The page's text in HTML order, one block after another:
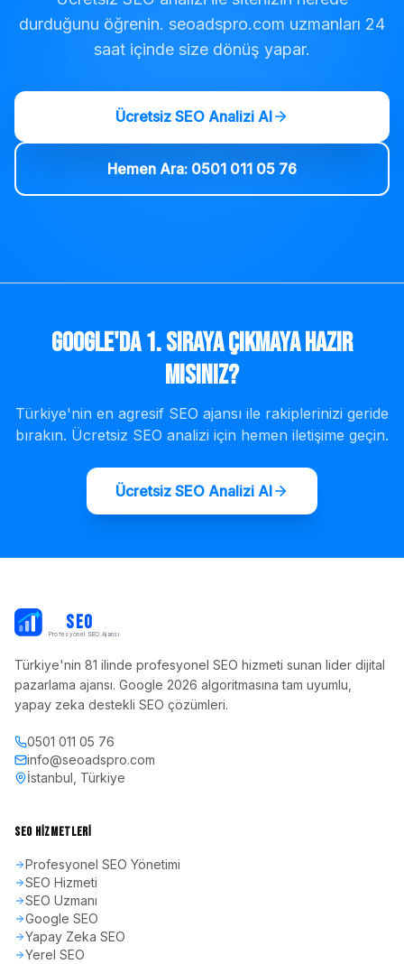
durduğunu öğrenin. seoadspro.com uzmanları 24
saat içinde size dönüş yapar.
Ücretsiz SEO Analizi Al
Hemen Ara: 0501 011 05 76
Google'da 1. Sıraya Çıkmaya Hazır
mısınız?
Türkiye'nin en agresif SEO ajansı ile rakiplerinizi geride
bırakın. Ücretsiz SEO analizi için hemen iletişime geçin.
Ücretsiz SEO Analizi Al
SEO
Profesyonel SEO Ajansı
Türkiye'nin 81 ilinde profesyonel SEO hizmeti sunan lider dijital
pazarlama ajansı. Google 2026 algoritmasına tam uyumlu,
yapay zeka destekli SEO çözümleri.
0501 011 05 76
info@seoadspro.com
İstanbul, Türkiye
SEO HIZMETLERI
Profesyonel SEO Yönetimi
SEO Hizmeti
SEO Uzmanı
Google SEO
Yapay Zeka SEO
Yerel SEO